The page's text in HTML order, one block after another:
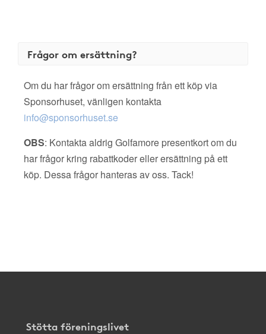
Frågor om ersättning?
Om du har frågor om ersättning från ett köp via
Sponsorhuset, vänligen kontakta
info@sponsorhuset.se
OBS: Kontakta aldrig Golfamore presentkort om du
har frågor kring rabattkoder eller ersättning på ett
köp. Dessa frågor hanteras av oss. Tack!
Stötta föreningslivet